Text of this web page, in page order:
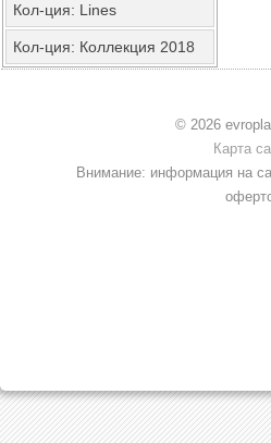
Кол-ция: Lines
Кол-ция: Коллекция 2018
© 2026
Карта
Внимание: информация на